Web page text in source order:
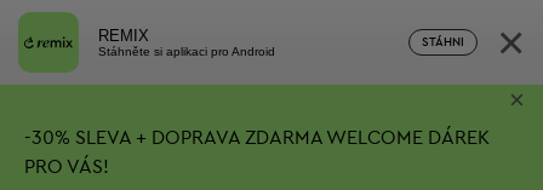
REMIX
Stáhněte si aplikaci pro Android
STÁHNI ×
-30% SLEVA + DOPRAVA ZDARMA WELCOME DÁREK
PRO VÁS!
×